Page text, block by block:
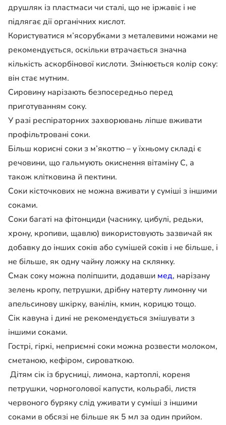
друшляк із пластмаси чи сталі, що не іржавіє і не
підлягає дії органічних кислот.
Користуватися м’ясорубками з металевими ножами не
рекомендується, оскільки втрачається значна
кількість аскорбінової кислоти. Змінюється колір соку:
він стає мутним.
Сировину нарізають безпосередньо перед
приготуванням соку.
У разі респіраторних захворювань ліпше вживати
профільтровані соки.
Більш корисні соки з м’якоттю – у їхньому складі є
речовини, що гальмують окиснення вітаміну С, а
також клітковина й пектини.
Соки кісточкових не можна вживати у суміші з іншими
соками.
Соки багаті на фітонциди (часнику, цибулі, редьки,
хрону, кропиви, щавлю) використовують зазвичай як
добавку до інших соків або сумішей соків і не більше, і
не більше, як одну чайну ложку на склянку.
Смак соку можна поліпшити, додавши мед, нарізану
зелень кропу, петрушки, дрібну натерту лимонну чи
апельсинову шкірку, ванілін, кмин, корицю тощо.
Сік кавуна і дині не рекомендується змішувати з
іншими соками.
Гострі, гіркі, неприємні соки можна розвести молоком,
сметаною, кефіром, сироваткою.
Дітям сік із брусниці, лимона, картоплі, кореня
петрушки, чорноголової капусти, кольрабі, листя
червоного буряку слід уживати у суміші з іншими
соками в обсязі не більше як 5 мл за один прийом.